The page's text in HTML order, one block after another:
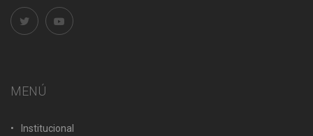
MENÚ
Institucional